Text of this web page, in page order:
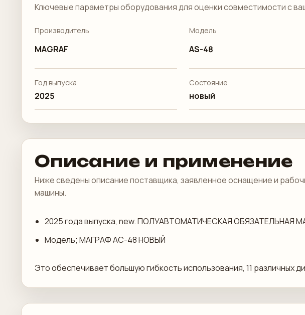
Ключевые параметры оборудования для оценки совместимости с
Производитель
MAGRAF
Модель
AS-48
Год выпуска
2025
Состояние
новый
Описание и применение
Ниже сведены описание поставщика, заявленное оснащение и
машины.
2025 года выпуска, new. ПОЛУАВТОМАТИЧЕСКАЯ ОБЯЗАТЕЛЬНАЯ
Модель; МАГРАФ АС-48 НОВЫЙ
Это обеспечивает большую гибкость использования, 11